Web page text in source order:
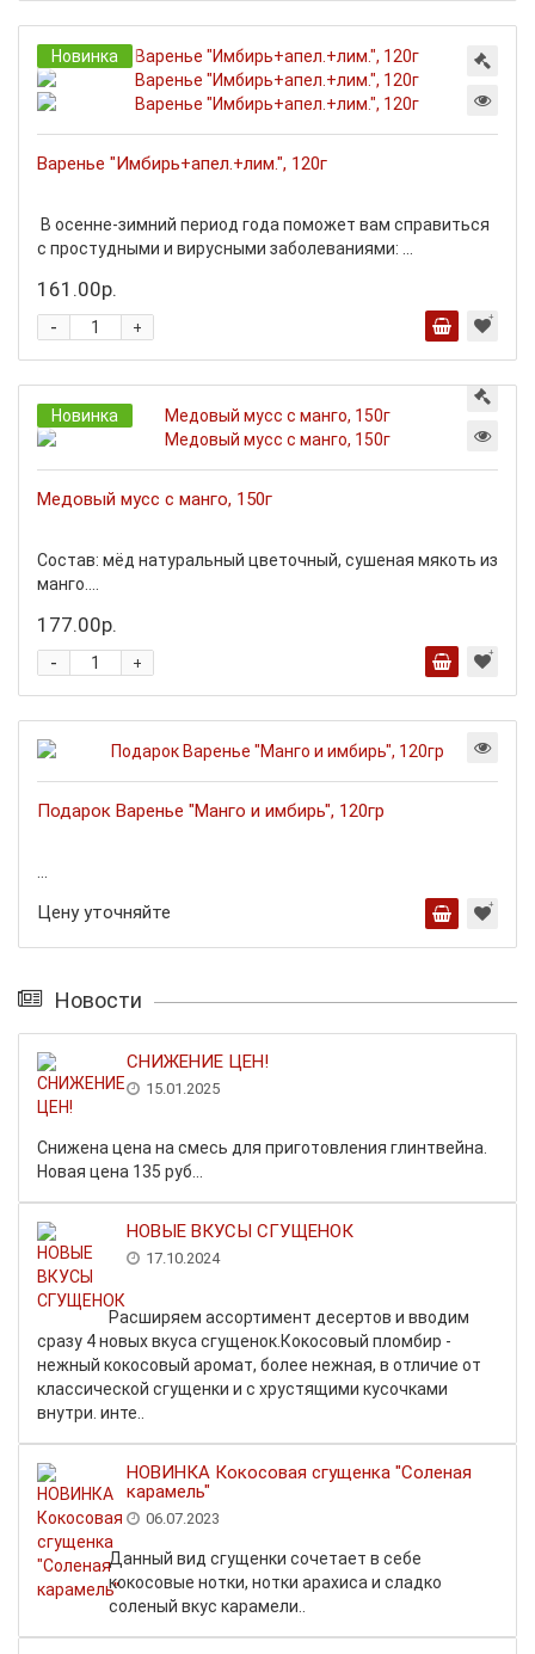
Новинка
Варенье "Имбирь+апел.+лим.", 120г
В осенне-зимний период года поможет вам справиться
с простудными и вирусными заболеваниями: ...
161.00р.
+
-
Новинка
Медовый мусс с манго, 150г
Состав: мёд натуральный цветочный, сушеная мякоть из
манго....
177.00р.
+
-
Подарок Варенье "Манго и имбирь", 120гр
Цену уточняйте
Новости
СНИЖЕНИЕ ЦЕН!
15.01.2025
Снижена цена на смесь для приготовления глинтвейна.
Новая цена 135 руб...
НОВЫЕ ВКУСЫ СГУЩЕНОК
17.10.2024
Расширяем ассортимент десертов и вводим
сразу 4 новых вкуса сгущенок.Кокосовый пломбир -
нежный кокосовый аромат, более нежная, в отличие от
классической сгущенки и с хрустящими кусочками
внутри. инте..
НОВИНКА Кокосовая сгущенка "Соленая
карамель"
06.07.2023
Данный вид сгущенки сочетает в себе
кокосовые нотки, нотки арахиса и сладко
соленый вкус карамели..